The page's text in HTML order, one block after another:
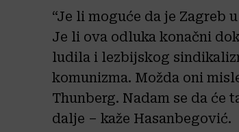
“Je li moguće da je Zagreb
Je li ova odluka konačni
ludila i lezbijskog
komunizma. Možda oni
Thunberg. Nadam se da će
dalje – kaže Hasanbegović.